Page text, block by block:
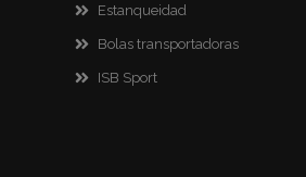
Estanqueidad
Bolas transportadoras
ISB Sport